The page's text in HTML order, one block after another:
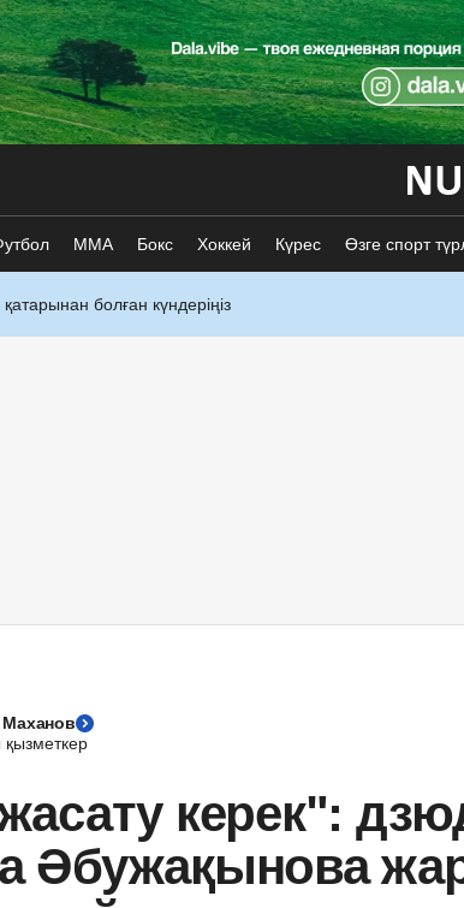
ММА Бокс Хоккей Күрес Өзге спорт
қатарынан болған күндеріңіз
керек":
Әбужақынова